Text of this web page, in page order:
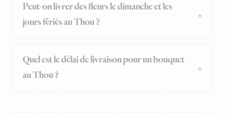
Peut-on livrer des fleurs le dimanche et les
jours fériés au Thou ?
Quel est le délai de livraison pour un bouquet
au Thou ?